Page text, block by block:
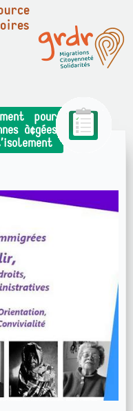
pour
à¢gées